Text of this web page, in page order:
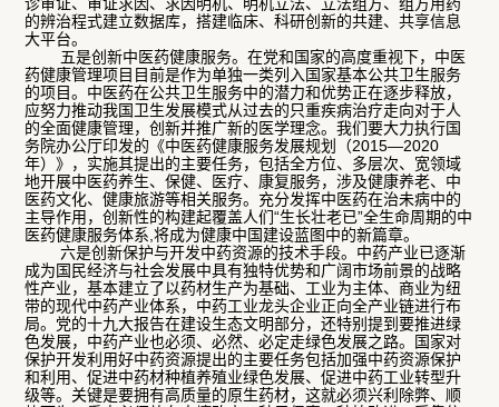
的辨治程式建立数据库，搭建临床、科研创新的共建、共享信息
大平台。
五是创新中医药健康服务。在党和国家的高度重视下，中医
药健康管理项目目前是作为单独一类列入国家基本公共卫生服务
的项目。中医药在公共卫生服务中的潜力和优势正在逐步释放，
应努力推动我国卫生发展模式从过去的只重疾病治疗走向对于人
的全面健康管理，创新并推广新的医学理念。我们要大力执行国
务院办公厅印发的《中医药健康服务发展规划（2015—2020
年）》，实施其提出的主要任务，包括全方位、多层次、宽领域
地开展中医药养生、保健、医疗、康复服务，涉及健康养老、中
医药文化、健康旅游等相关服务。充分发挥中医药在治未病中的
主导作用，创新性的构建起覆盖人们“生长壮老已”全生命周期的中
医药健康服务体系,将成为健康中国建设蓝图中的新篇章。
六是创新保护与开发中药资源的技术手段。中药产业已逐渐
成为国民经济与社会发展中具有独特优势和广阔市场前景的战略
性产业，基本建立了以药材生产为基础、工业为主体、商业为纽
带的现代中药产业体系，中药工业龙头企业正向全产业链进行布
局。党的十九大报告在建设生态文明部分，还特别提到要推进绿
色发展，中药产业也必须、必然、必定走绿色发展之路。国家对
保护开发利用好中药资源提出的主要任务包括加强中药资源保护
和利用、促进中药材种植养殖业绿色发展、促进中药工业转型升
级等。关键是要拥有高质量的原生药材，这就必须兴利除弊、顺